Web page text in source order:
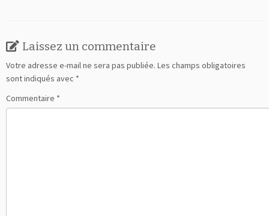
Laissez un commentaire
Votre adresse e-mail ne sera pas publiée. Les champs obligatoires
sont indiqués avec *
Commentaire *